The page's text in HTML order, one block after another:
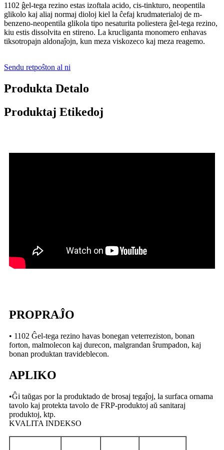
1102 ĝel-tega rezino estas izoftala acido, cis-tinkturo, neopentila
glikolo kaj aliaj normaj dioloj kiel la ĉefaj krudmaterialoj de m-
benzeno-neopentila glikola tipo nesaturita poliestera ĝel-tega rezino,
kiu estis dissolvita en stireno. La krucliganta monomero enhavas
tiksotropajn aldonaĵojn, kun meza viskozeco kaj meza reagemo.
Sendu retpoŝton al ni
Produkta Detalo
Produktaj Etikedoj
PROPRAĴO
• 1102 Ĝel-tega rezino havas bonegan veterreziston, bonan
forton, malmolecon kaj durecon, malgrandan ŝrumpadon, kaj
bonan produktan travideblecon.
APLIKO
•Ĝi taŭgas por la produktado de brosaj tegaĵoj, la surfaca ornama
tavolo kaj protekta tavolo de FRP-produktoj aŭ sanitaraj
produktoj, ktp.
KVALITA INDEKSO